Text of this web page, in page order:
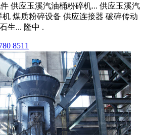
供应玉溪汽油桶粉碎机... 供应玉溪汽
煤质粉碎设备 供应连接器 破碎传动
生... 隆中 .
8511